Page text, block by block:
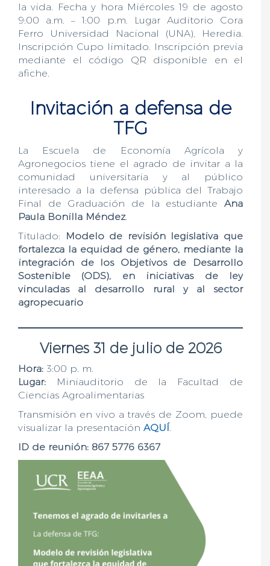
la vida. Fecha y hora Miércoles 19 de agosto
9:00 a.m. – 1:00 p.m. Lugar Auditorio Cora
Ferro Universidad Nacional (UNA), Heredia.
Inscripción Cupo limitado. Inscripción previa
mediante el código QR disponible en el
afiche.
Invitación a defensa de
TFG
La Escuela de Economía Agrícola y
Agronegocios tiene el agrado de invitar a la
comunidad universitaria y al público
interesado a la defensa pública del Trabajo
Final de Graduación de la estudiante Ana
Paula Bonilla Méndez
Titulado:
Modelo de revisión legislativa que
fortalezca la equidad de género, mediante la
integración de los Objetivos de Desarrollo
Sostenible (ODS), en iniciativas de ley
vinculadas al desarrollo rural y al sector
agropecuario
Viernes 31 de julio de 2026
Hora: 3:00 p. m.
Lugar:
Miniauditorio de la Facultad de
Ciencias Agroalimentarias
Transmisión en vivo a través de Zoom, puede
visualizar la presentación AQUÍ
ID de reunión: 867 5776 6367